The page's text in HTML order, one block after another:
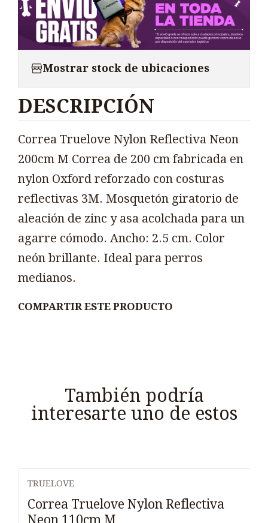
Mostrar stock de ubicaciones
DESCRIPCIÓN
Correa Truelove Nylon Reflectiva Neon
200cm M Correa de 200 cm fabricada en
nylon Oxford reforzado con costuras
reflectivas 3M. Mosquetón giratorio de
aleación de zinc y asa acolchada para un
agarre cómodo. Ancho: 2.5 cm. Color
neón brillante. Ideal para perros
medianos.
COMPARTIR ESTE PRODUCTO
También podría
interesarte uno de estos
TRUELOVE
Correa Truelove Nylon Reflectiva
Neon 110cm M